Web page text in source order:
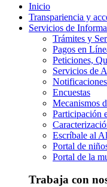
Inicio
Transpariencia y
Servicios de
Trámites y
Pagos en
Peticiones,
Servicios de
Encuestas
Mecanismos
Participación
Escríbale al
Portal de
Portal de la
Trabaja con